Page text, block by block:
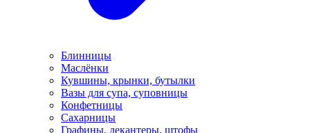
Блинницы
Маслёнки
Кувшины, крынки, бутылки
Вазы для супа, суповницы
Конфетницы
Сахарницы
Графины, декантеры, штофы